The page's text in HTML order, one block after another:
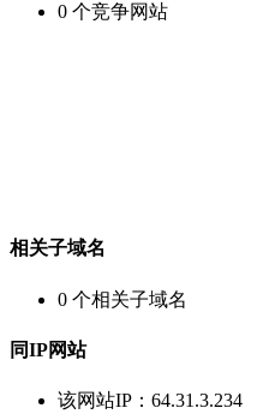
0 个竞争网站
相关子域名
0 个相关子域名
同IP网站
该网站IP： 64.31.3.234